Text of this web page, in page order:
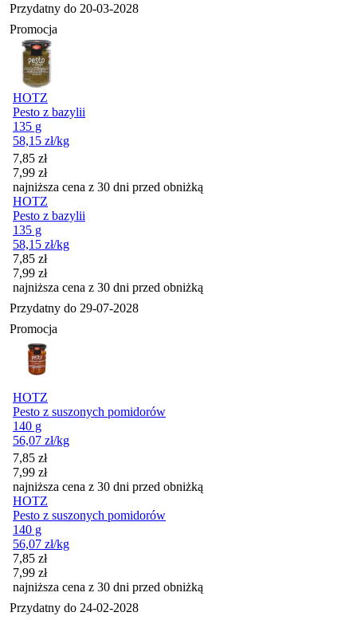
Przydatny do 20-03-2028
Promocja
HOTZ
Pesto z bazylii
135 g
58,15 zł/kg
Cena promocyjna
7,85 zł
7,99 zł
najniższa cena z 30 dni przed obniżką
HOTZ
Pesto z bazylii
135 g
58,15 zł/kg
Cena promocyjna
7,85 zł
7,99 zł
najniższa cena z 30 dni przed obniżką
Przydatny do 29-07-2028
Promocja
HOTZ
Pesto z suszonych pomidorów
140 g
56,07 zł/kg
Cena promocyjna
7,85 zł
7,99 zł
najniższa cena z 30 dni przed obniżką
HOTZ
Pesto z suszonych pomidorów
140 g
56,07 zł/kg
Cena promocyjna
7,85 zł
7,99 zł
najniższa cena z 30 dni przed obniżką
Przydatny do 24-02-2028